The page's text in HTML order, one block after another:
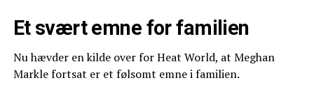
Et svært emne for familien
Nu hævder en kilde over for Heat World, at Meghan
Markle fortsat er et følsomt emne i familien.